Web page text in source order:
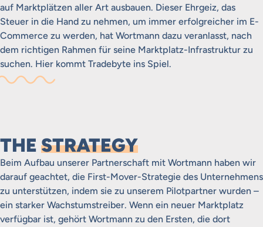
auf Marktplätzen aller Art ausbauen. Dieser Ehrgeiz, das
Steuer in die Hand zu nehmen, um immer erfolgreicher im E-
Commerce zu werden, hat Wortmann dazu veranlasst, nach
dem richtigen Rahmen für seine Marktplatz-Infrastruktur zu
suchen. Hier kommt Tradebyte ins Spiel.
THE STRATEGY
Beim Aufbau unserer Partnerschaft mit Wortmann haben wir
darauf geachtet, die First-Mover-Strategie des Unternehmens
zu unterstützen, indem sie zu unserem Pilotpartner wurden –
ein starker Wachstumstreiber. Wenn ein neuer Marktplatz
verfügbar ist, gehört Wortmann zu den Ersten, die dort